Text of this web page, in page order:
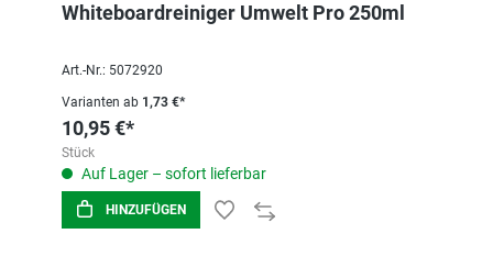
Whiteboardreiniger Umwelt Pro 250ml
Art.-Nr.: 5072920
Varianten ab 1,73 €*
10,95 €*
Stück
Auf Lager – sofort lieferbar
HINZUFÜGEN